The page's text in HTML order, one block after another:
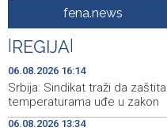
Announcement of
19:55
Drugi Festival bakri
Livna
19:45
Novi Travnik receives
heritage project
fena.news
REGIJA
06.08.2026 16:14
Srbija: Sindikat traži da
temperaturama uđe u zakon
06.08.2026 13:34